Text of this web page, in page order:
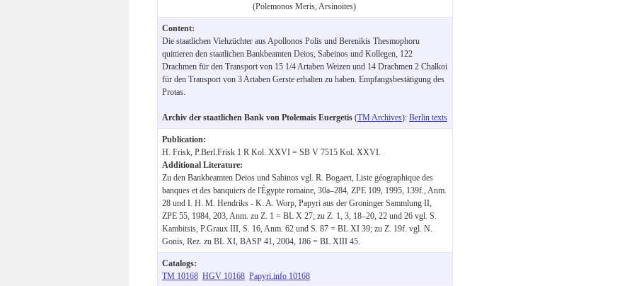
(Polemonos Meris, Arsinoites)
Content:
Die staatlichen Viehzüchter aus Apollonos Polis und Berenikis Thesmophoru
quittieren den staatlichen Bankbeamten Deios, Sabeinos und Kollegen, 122
Drachmen für den Transport von 15 1/4 Artaben Weizen und 14 Drachmen 2 Chalkoi
für den Transport von 3 Artaben Gerste erhalten zu haben. Empfangsbestätigung des
Protas.
Archiv der staatlichen Bank von Ptolemais Euergetis (TM Archives): Berlin texts
Publication:
H. Frisk, P.Berl.Frisk 1 R Kol. XXVI = SB V 7515 Kol. XXVI.
Additional Literature:
Zu den Bankbeamten Deios und Sabinos vgl. R. Bogaert, Liste géographique des
banques et des banquiers de l'Égypte romaine, 30a–284, ZPE 109, 1995, 139f., Anm.
28 und I. H. M. Hendriks - K. A. Worp, Papyri aus der Groninger Sammlung II,
ZPE 55, 1984, 203, Anm. zu Z. 1 = BL X 27; zu Z. 1, 3, 18–20, 22 und 26 vgl. S.
Kambitsis, P.Graux III, S. 16, Anm. 62 und S. 87 = BL XI 39; zu Z. 19f. vgl. N.
Gonis, Rez. zu BL XI, BASP 41, 2004, 186 = BL XIII 45.
Catalogs:
TM 10168 HGV 10168 Papyri.info 10168